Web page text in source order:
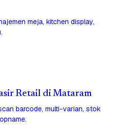
meja, kitchen display,
Retail di Mataram
barcode, multi-varian, stok